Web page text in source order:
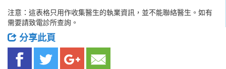
注意：這表格只用作收集醫生的執業資訊，並不能聯絡醫生。如有
需要請致電診所查詢。
分享此頁